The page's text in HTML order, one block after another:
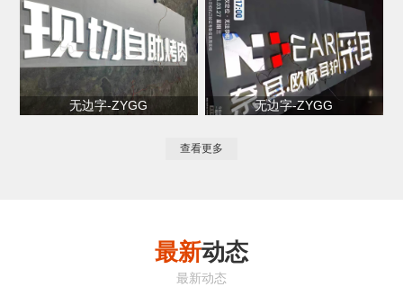
无边字-ZYGG 无边字-ZYGG
查看更多
最新动态
最新动态